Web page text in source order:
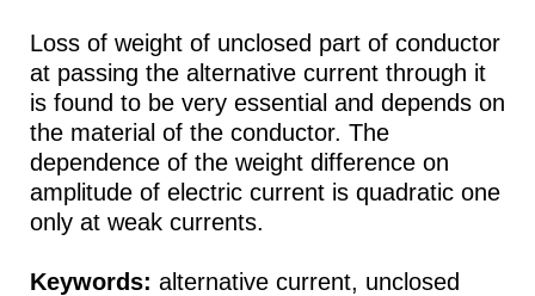
Loss of weight of unclosed part of conductor
at passing the alternative current through it
is found to be very essential and depends on
the material of the conductor. The
dependence of the weight difference on
amplitude of electric current is quadratic one
only at weak currents.
Keywords: alternative current, unclosed